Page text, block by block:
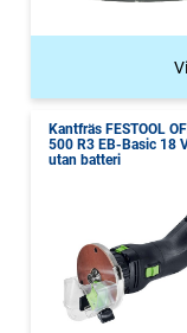
Kantfräs FESTOOL
500 R3 EB-Basic 18
utan batteri